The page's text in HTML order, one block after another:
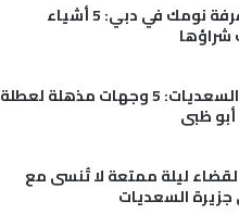
كيف تفرش غرفة نومك في دبي: 5 أشياء
شراؤها
فنادق جزيرة السعديات: 5 وجهات مذهلة لعطلة
ظبي
لقضاء ليلة ممتعة لا تُنسى مع
السعديات